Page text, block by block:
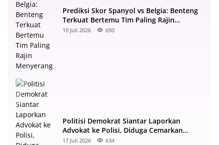
Prediksi Skor Spanyol vs Belgia: Benteng
Terkuat Bertemu Tim Paling Rajin
Menyerang
10 Juli 2026 650
Politisi Demokrat Siantar Laporkan
Advokat ke Polisi, Diduga Cemarkan
Nama Baik di Facebook
17 Juli 2026 634